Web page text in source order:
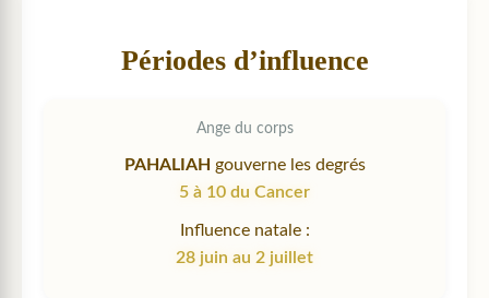
Périodes d’influence
Ange du corps
PAHALIAH gouverne les degrés
5 à 10 du Cancer
Influence natale :
28 juin au 2 juillet